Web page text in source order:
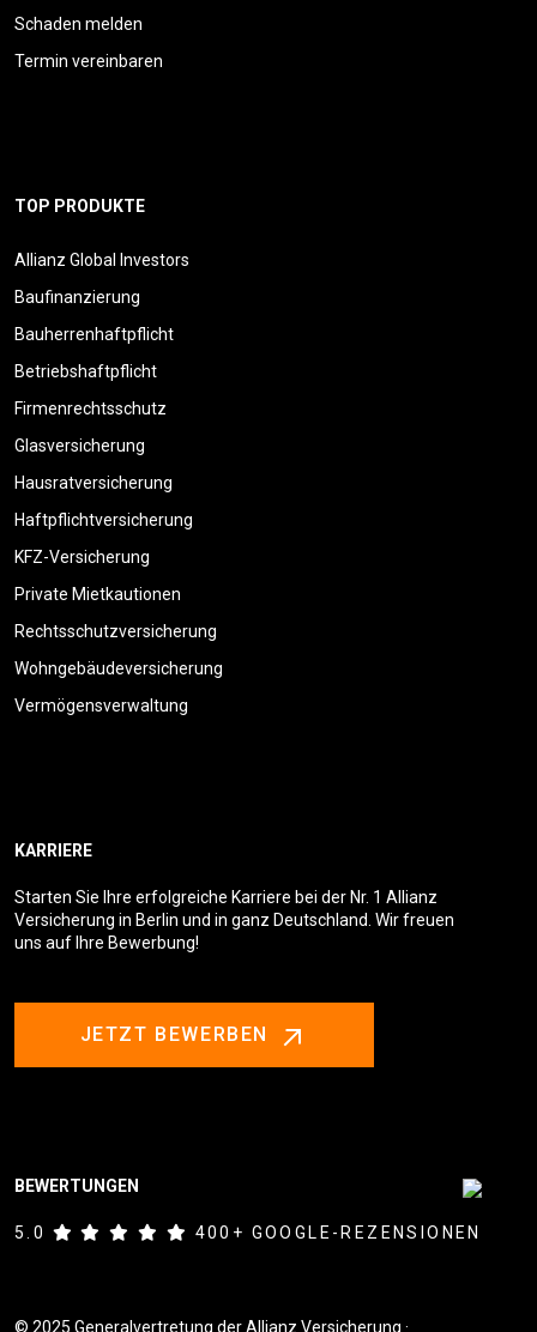
Schaden melden
Termin vereinbaren
TOP PRODUKTE
Allianz Global Investors
Baufinanzierung
Bauherrenhaftpflicht
Betriebshaftpflicht
Firmenrechtsschutz
Glasversicherung
Hausratversicherung
Haftpflichtversicherung
KFZ-Versicherung
Private Mietkautionen
Rechtsschutzversicherung
Wohngebäudeversicherung
Vermögensverwaltung
KARRIERE
Starten Sie Ihre erfolgreiche Karriere bei der Nr. 1 Allianz
Versicherung in Berlin und in ganz Deutschland. Wir freuen
uns auf Ihre Bewerbung!
JETZT BEWERBEN
BEWERTUNGEN
5.0 400+ GOOGLE-REZENSIONEN
© 2025 Generalvertretung der Allianz Versicherung ·